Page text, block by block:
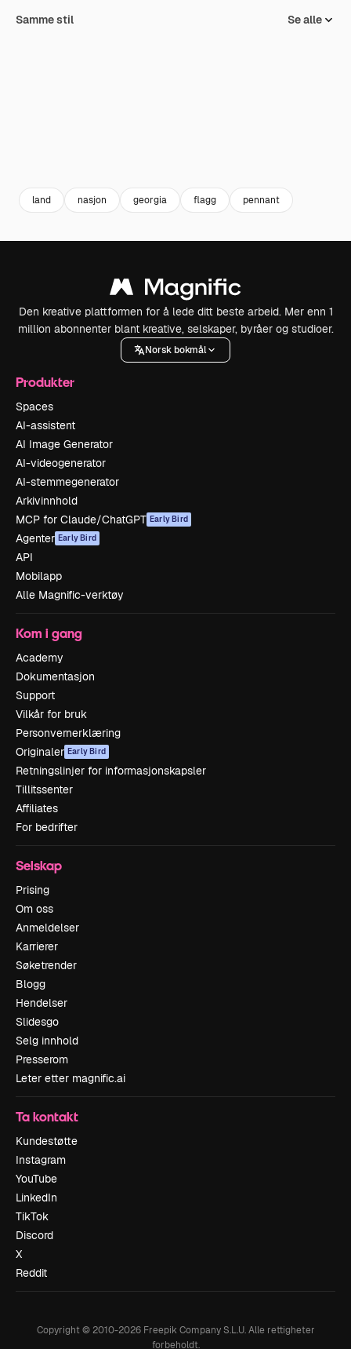
Samme stil Se alle
land nasjon georgia flagg pennant
Den kreative plattformen for å lede ditt beste arbeid. Mer enn 1
million abonnenter blant kreative, selskaper, byråer og studioer.
Norsk bokmål
Produkter
Spaces
AI-assistent
AI Image Generator
AI-videogenerator
AI-stemmegenerator
Arkivinnhold
MCP for Claude/ChatGPT Early Bird
Agenter Early Bird
API
Mobilapp
Alle Magnific-verktøy
Kom i gang
Academy
Dokumentasjon
Support
Vilkår for bruk
Personvernerklæring
Originaler Early Bird
Retningslinjer for informasjonskapsler
Tillitssenter
Affiliates
For bedrifter
Selskap
Prising
Om oss
Anmeldelser
Karrierer
Søketrender
Blogg
Hendelser
Slidesgo
Selg innhold
Presserom
Leter etter magnific.ai
Ta kontakt
Kundestøtte
Instagram
YouTube
LinkedIn
TikTok
Discord
X
Reddit
Copyright © 2010-2026Freepik Company S.L.U. Alle rettigheter
forbeholdt.